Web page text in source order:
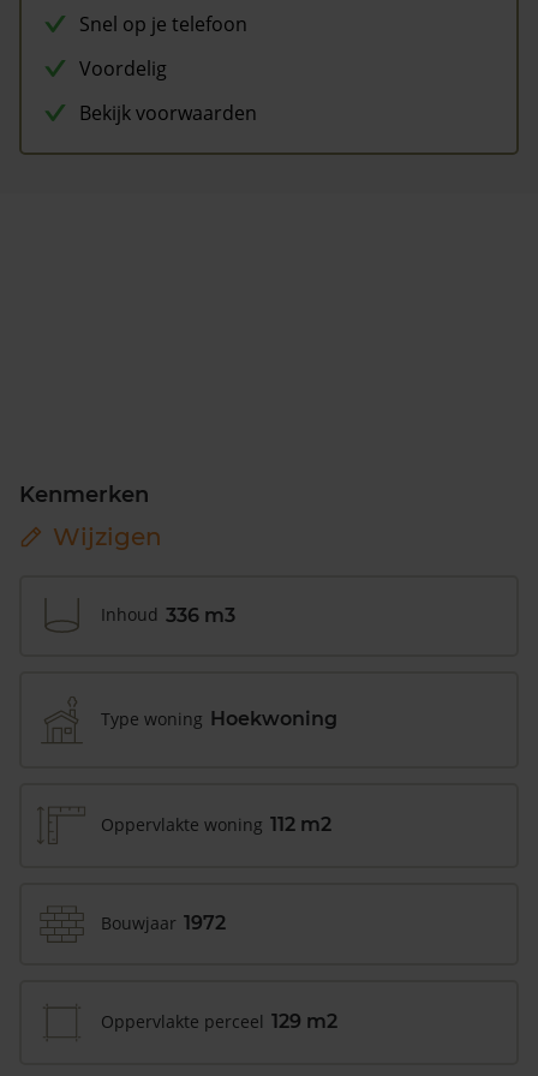
Snel op je telefoon
Voordelig
Bekijk voorwaarden
Kenmerken
Wijzigen
Inhoud 336 m3
Type woning Hoekwoning
Oppervlakte woning 112 m2
Bouwjaar 1972
Oppervlakte perceel 129 m2